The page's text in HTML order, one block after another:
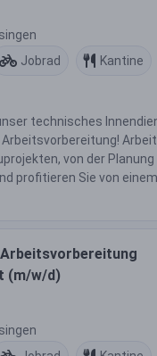
Jobrad Kantine
technisches
von der
profitieren Sie von
(m/w/d)